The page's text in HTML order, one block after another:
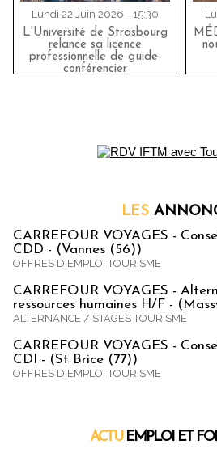
Lundi 22 Juin 2026 - 15:30
L'Université de Strasbourg
relance sa licence
professionnelle de guide-
conférencier
LES
CARREFOUR VOYAGES -
CDD - (Vannes (56))
OFFRES D'EMPLOI TOURISME
CARREFOUR VOYAGES -
ressources humaines H/F -
ALTERNANCE / STAGES TOURISME
CARREFOUR VOYAGES -
CDI - (St Brice (77))
OFFRES D'EMPLOI TOURISME
ACTU EMPLOI ET